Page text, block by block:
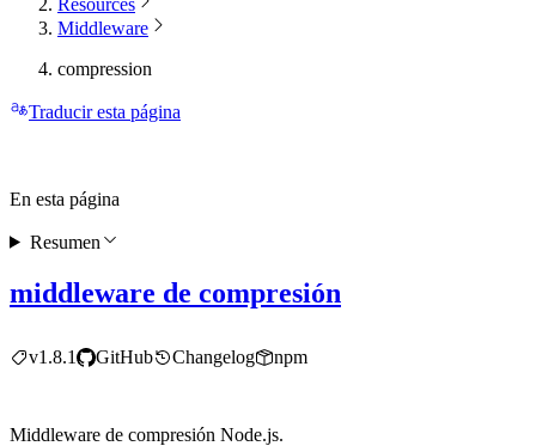
Resources
Middleware
compression
Traducir esta página
middleware de compresión
v1.8.1 GitHub Changelog npm
Middleware de compresión Node.js.
En esta página
Resumen